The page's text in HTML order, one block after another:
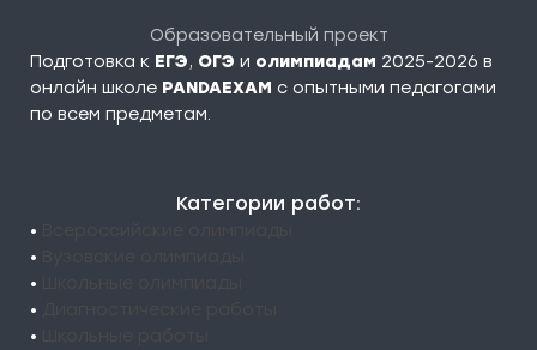
Образовательный проект
Подготовка к ЕГЭ, ОГЭ и олимпиадам 2025-2026 в
онлайн школе PANDAEXAM c опытными педагогами
по всем предметам.
Категории работ:
•
•
•
•
•